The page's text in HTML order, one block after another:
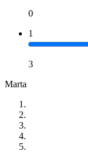
0
1
3
Marta